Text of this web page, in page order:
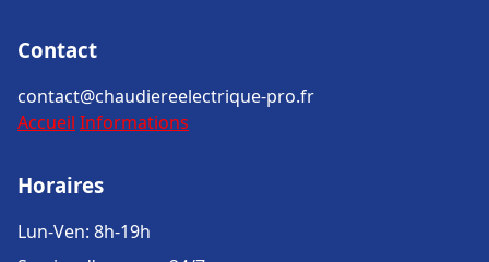
Contact
contact@chaudiereelectrique-pro.fr
Accueil Informations
Horaires
Lun-Ven: 8h-19h